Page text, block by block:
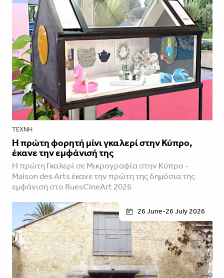
ΤΈΧΝΗ
H πρώτη φορητή μίνι γκαλερί στην Κύπρο,
έκανε την εμφάνισή της
Η πρώτη Γκαλερί σε Μικρογραφία στην Κύπρο -
Maison des Arts έκανε την πρώτη της δημόσια της
εμφάνιση στο RuesCineArt 2026
26 June-26 July 2026